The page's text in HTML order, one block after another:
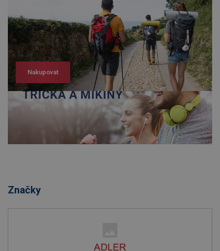
Nakupovat
Značky